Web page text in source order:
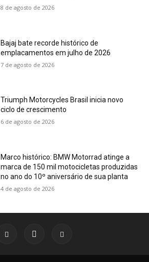
8 de agosto de 2026
Bajaj bate recorde histórico de
emplacamentos em julho de 2026
7 de agosto de 2026
Triumph Motorcycles Brasil inicia novo
ciclo de crescimento
6 de agosto de 2026
Marco histórico: BMW Motorrad atinge a
marca de 150 mil motocicletas produzidas
no ano do 10º aniversário de sua planta
4 de agosto de 2026